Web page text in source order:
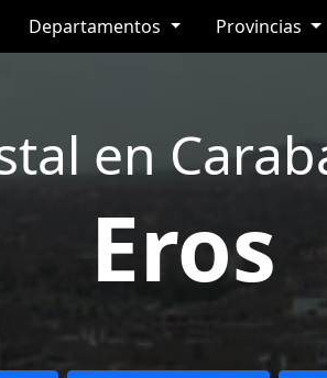
Departamentos Provincias
en
Eros